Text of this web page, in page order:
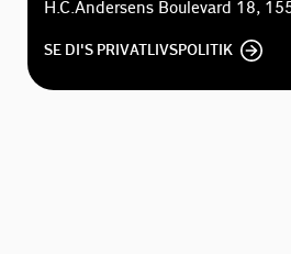
H.C.Andersens Boulevard 18,
SE DI'S PRIVATLIVSPOLITIK